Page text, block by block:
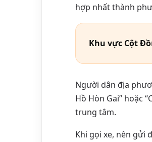
hợp nhất thành
Khu vực Cột
Người dân địa
Hồ Hòn Gai” hoặc
trung tâm.
Khi gọi xe, nên gửi